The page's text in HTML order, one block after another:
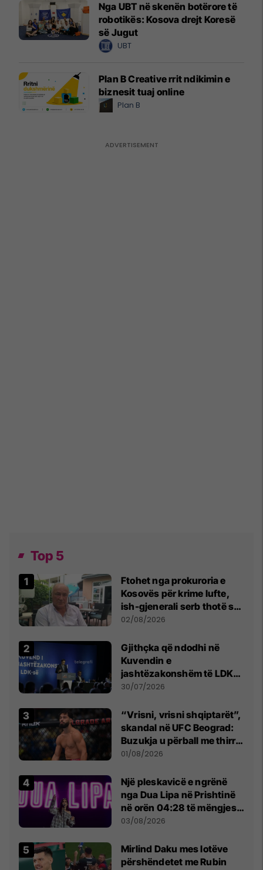
Nga UBT në skenën botërore të
robotikës: Kosova drejt Koresë
së Jugut
UBT
Plan B Creative rrit ndikimin e
biznesit tuaj online
Plan B
Top 5
Ftohet nga prokuroria e
Kosovës për krime lufte,
ish-gjenerali serb thotë se
dikush e tradhtoi në
02/08/2026
Gjithçka që ndodhi në
Kuvendin e
jashtëzakonshëm të LDK-
së
30/07/2026
“Vrisni, vrisni shqiptarët”,
skandal në UFC Beograd:
Buzukja u përball me thirrje
anti-shqiptare nga
01/08/2026
Një pleskavicë e ngrënë
nga Dua Lipa në Prishtinë
në orën 04:28 të mëngjesit
- dhe bota digjitale serbe
03/08/2026
Mirlind Daku mes lotëve
përshëndetet me Rubin